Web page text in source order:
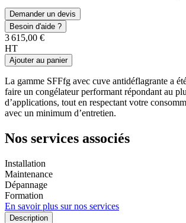
Demander un devis
Besoin d'aide ?
3 615,00 €
HT
Ajouter au panier
La gamme SFFfg avec cuve antidéflagrante a
faire un congélateur performant répondant au
d’applications, tout en respectant votre
avec un minimum d’entretien.
Nos services associés
Installation
Maintenance
Dépannage
Formation
En savoir plus sur nos services
Description